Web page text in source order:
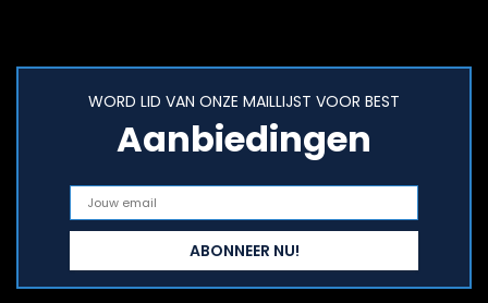
WORD LID VAN ONZE MAILLIJST VOOR BEST
Aanbiedingen